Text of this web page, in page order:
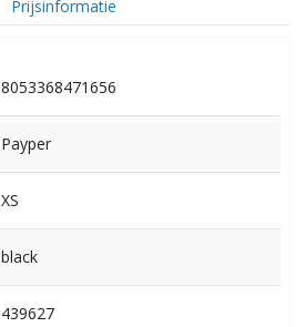
Prijsinformatie
8053368471656
Payper
XS
black
439627